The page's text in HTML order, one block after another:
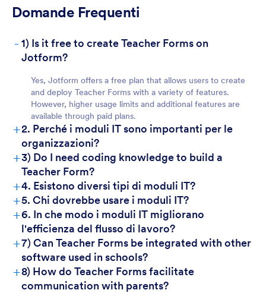
Domande Frequenti
- 1) Is it free to create Teacher Forms on
Jotform?
Yes, Jotform offers a free plan that allows users to create
and deploy Teacher Forms with a variety of features.
However, higher usage limits and additional features are
available through paid plans.
+2. Perché i moduli IT sono importanti per le
organizzazioni?
+3) Do I need coding knowledge to build a
Teacher Form?
+4. Esistono diversi tipi di moduli IT?
+5. Chi dovrebbe usare i moduli IT?
+6. In che modo i moduli IT migliorano
l'efficienza del flusso di lavoro?
+7) Can Teacher Forms be integrated with other
software used in schools?
+8) How do Teacher Forms facilitate
communication with parents?